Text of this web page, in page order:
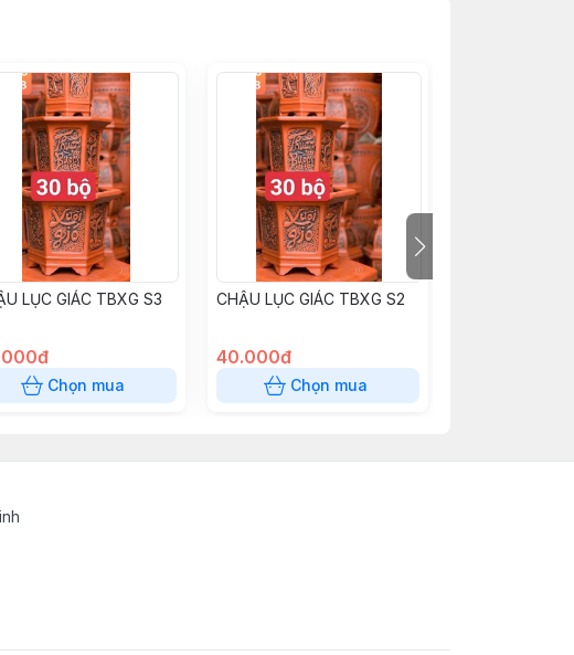
LỤC GIÁC TBXG S3
Chọn mua
CHẬU LỤC GIÁC TBXG S2
40.000đ
Chọn mua